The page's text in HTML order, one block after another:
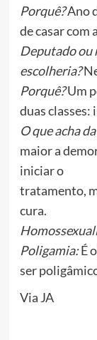
Porquê?Ano
de casar com
Deputado ou
escolheria?
Porquê?Um
duas
O que acha
maior a
iniciar o
tratamento,
cura.
Poligamia:É
ser
Via JA